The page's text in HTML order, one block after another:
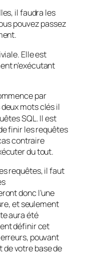
il faudra les
pouvez passez
Elle est
n’exécutant
par
mots clés il
SQL. Il est
finir les requêtes
contraire
du tout.
requêtes, il faut
donc l’une
et seulement
aura été
définir cet
pouvant
votre base de